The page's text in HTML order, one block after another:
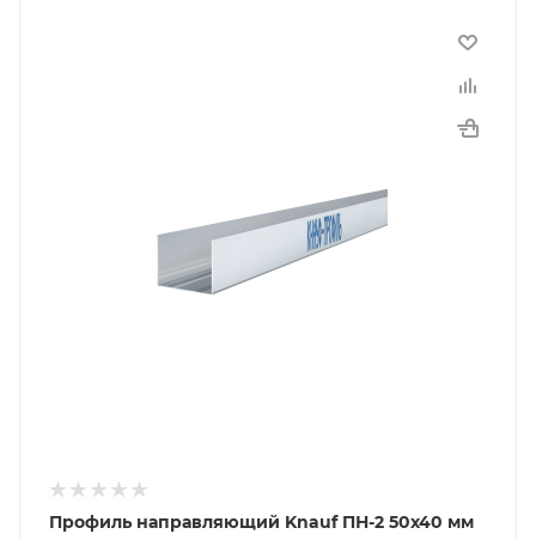
Профиль направляющий Knauf ПН-2 50х40 мм